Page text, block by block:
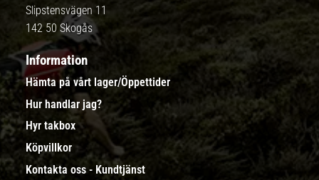
Slipstensvägen 11
142 50 Skogås
Information
Hämta på vårt lager/Öppettider
Hur handlar jag?
Hyr takbox
Köpvillkor
Kontakta oss - Kundtjänst